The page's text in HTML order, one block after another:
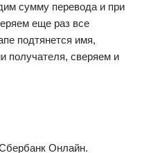
сумму перевода и при
еще раз все
подтянется имя,
получателя, сверяем и
Онлайн.